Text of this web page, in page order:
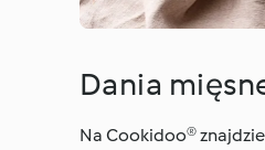
Dania
Na Cookidoo®